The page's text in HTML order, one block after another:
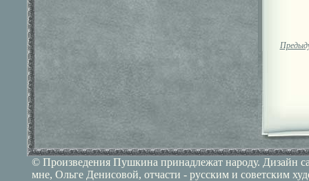
© Произведения Пушкина принадлежат народу. Дизайн
мне, Ольге Денисовой, отчасти - русским и советским